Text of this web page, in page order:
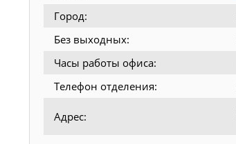
Город:
Без выходных:
Часы работы офиса:
Телефон отделения:
Адрес: